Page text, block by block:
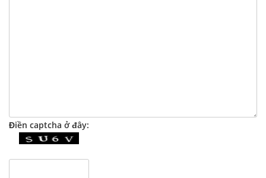
Điền captcha ở đây: